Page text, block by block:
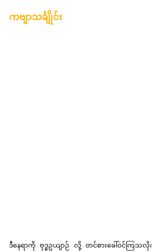
ကဗျာသင်္ချိုင်း
ဒီနေရာကို ဗုဒ္ဓဥယျာဉ် လို့ တင်စားခေါ်ဝင်ကြသလို၊